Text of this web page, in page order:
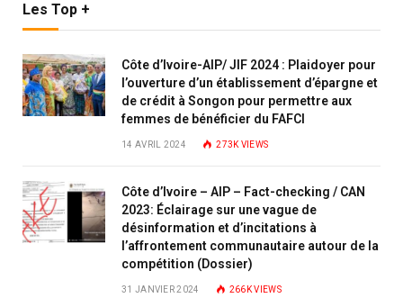
Les Top +
Côte d’Ivoire-AIP/ JIF 2024 : Plaidoyer pour
l’ouverture d’un établissement d’épargne et
de crédit à Songon pour permettre aux
femmes de bénéficier du FAFCI
14 AVRIL 2024 273KVIEWS
Côte d’Ivoire – AIP – Fact-checking / CAN
2023: Éclairage sur une vague de
désinformation et d’incitations à
l’affrontement communautaire autour de la
compétition (Dossier)
31 JANVIER 2024 266KVIEWS